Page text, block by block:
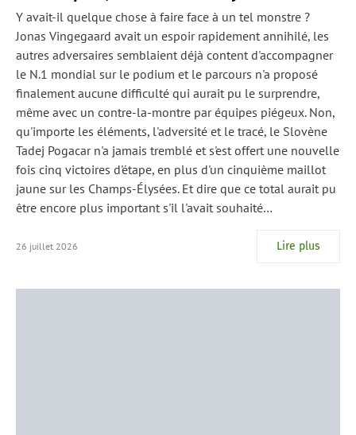
Y avait-il quelque chose à faire face à un tel monstre ?
Jonas Vingegaard avait un espoir rapidement annihilé, les
autres adversaires semblaient déjà content d'accompagner
le N.1 mondial sur le podium et le parcours n'a proposé
finalement aucune difficulté qui aurait pu le surprendre,
même avec un contre-la-montre par équipes piégeux. Non,
qu'importe les éléments, l'adversité et le tracé, le Slovène
Tadej Pogacar n'a jamais tremblé et s'est offert une nouvelle
fois cinq victoires d'étape, en plus d'un cinquième maillot
jaune sur les Champs-Élysées. Et dire que ce total aurait pu
être encore plus important s'il l'avait souhaité…
26 juillet 2026 Lire plus